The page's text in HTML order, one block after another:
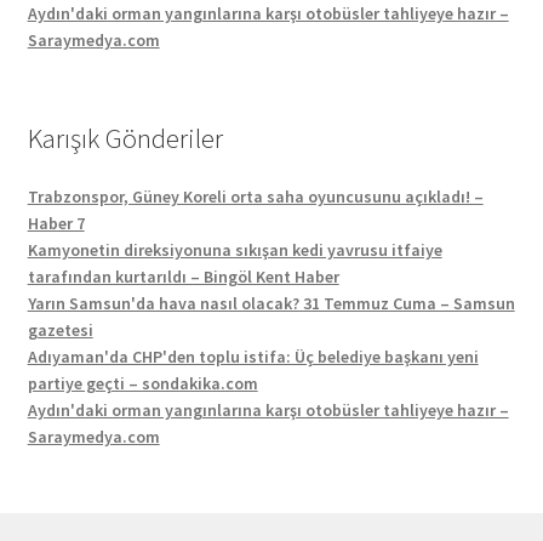
Aydın'daki orman yangınlarına karşı otobüsler tahliyeye hazır –
Saraymedya.com
Karışık Gönderiler
Trabzonspor, Güney Koreli orta saha oyuncusunu açıkladı! –
Haber 7
Kamyonetin direksiyonuna sıkışan kedi yavrusu itfaiye
tarafından kurtarıldı – Bingöl Kent Haber
Yarın Samsun'da hava nasıl olacak? 31 Temmuz Cuma – Samsun
gazetesi
Adıyaman'da CHP'den toplu istifa: Üç belediye başkanı yeni
partiye geçti – sondakika.com
Aydın'daki orman yangınlarına karşı otobüsler tahliyeye hazır –
Saraymedya.com